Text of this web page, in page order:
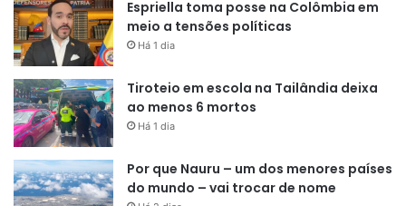
Espriella toma posse na Colômbia em
meio a tensões políticas
Há 1 dia
Tiroteio em escola na Tailândia deixa
ao menos 6 mortos
Há 1 dia
Por que Nauru – um dos menores países
do mundo – vai trocar de nome